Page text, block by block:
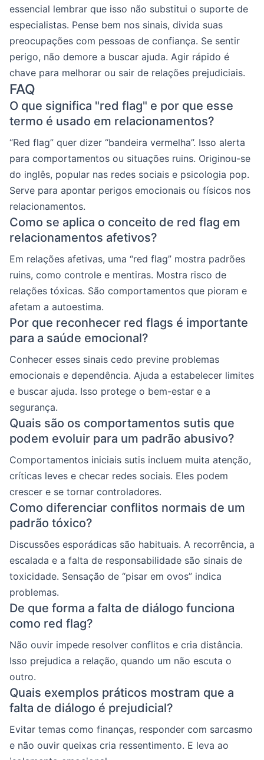
essencial lembrar que isso não substitui o suporte de
especialistas. Pense bem nos sinais, divida suas
preocupações com pessoas de confiança. Se sentir
perigo, não demore a buscar ajuda. Agir rápido é
chave para melhorar ou sair de relações prejudiciais.
FAQ
O que significa "red flag" e por que esse
termo é usado em relacionamentos?
“Red flag” quer dizer “bandeira vermelha”. Isso alerta
para comportamentos ou situações ruins. Originou-se
do inglês, popular nas redes sociais e psicologia pop.
Serve para apontar perigos emocionais ou físicos nos
relacionamentos.
Como se aplica o conceito de red flag em
relacionamentos afetivos?
Em relações afetivas, uma “red flag” mostra padrões
ruins, como controle e mentiras. Mostra risco de
relações tóxicas. São comportamentos que pioram e
afetam a autoestima.
Por que reconhecer red flags é importante
para a saúde emocional?
Conhecer esses sinais cedo previne problemas
emocionais e dependência. Ajuda a estabelecer limites
e buscar ajuda. Isso protege o bem-estar e a
segurança.
Quais são os comportamentos sutis que
podem evoluir para um padrão abusivo?
Comportamentos iniciais sutis incluem muita atenção,
críticas leves e checar redes sociais. Eles podem
crescer e se tornar controladores.
Como diferenciar conflitos normais de um
padrão tóxico?
Discussões esporádicas são habituais. A recorrência, a
escalada e a falta de responsabilidade são sinais de
toxicidade. Sensação de “pisar em ovos” indica
problemas.
De que forma a falta de diálogo funciona
como red flag?
Não ouvir impede resolver conflitos e cria distância.
Isso prejudica a relação, quando um não escuta o
outro.
Quais exemplos práticos mostram que a
falta de diálogo é prejudicial?
Evitar temas como finanças, responder com sarcasmo
e não ouvir queixas cria ressentimento. E leva ao